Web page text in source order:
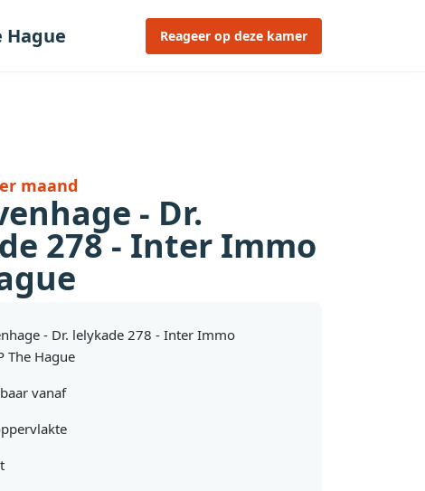
Hague Reageer op deze kamer
maand
- Dr.
278 - Inter Immo
- Dr. lelykade 278 - Inter Immo
The Hague
vanaf